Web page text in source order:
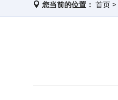
您当前的位置： 首页 >